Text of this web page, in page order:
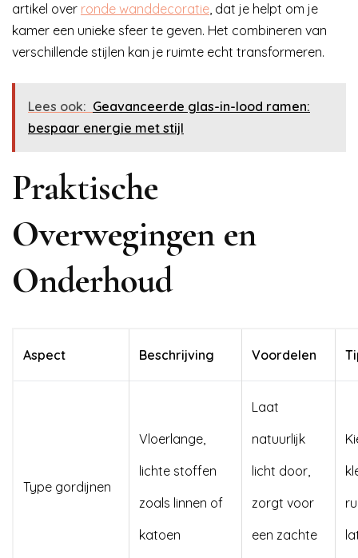
artikel over ronde wanddecoratie, dat je helpt om je
kamer een unieke sfeer te geven. Het combineren van
verschillende stijlen kan je ruimte echt transformeren.
Lees ook: Geavanceerde glas-in-lood ramen:
bespaar energie met stijl
Praktische
Overwegingen en
Onderhoud
Aspect Beschrijving Voordelen
Type gordijnen
Vloerlange,
lichte stoffen
zoals linnen of
katoen
Laat
natuurlijk
licht door,
zorgt voor
een zachte